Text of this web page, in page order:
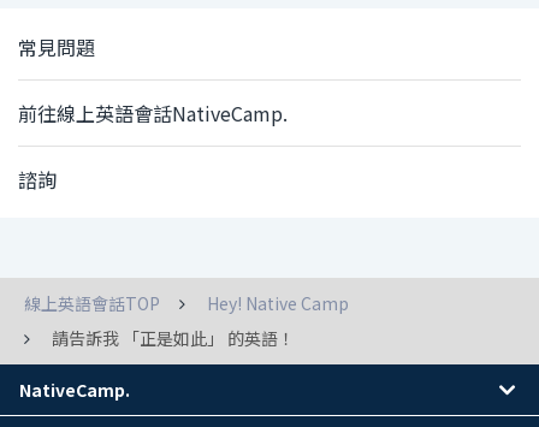
常見問題
前往線上英語會話NativeCamp.
諮詢
線上英語會話TOP
Hey! Native Camp
請告訴我 「正是如此」 的英語！
NativeCamp.